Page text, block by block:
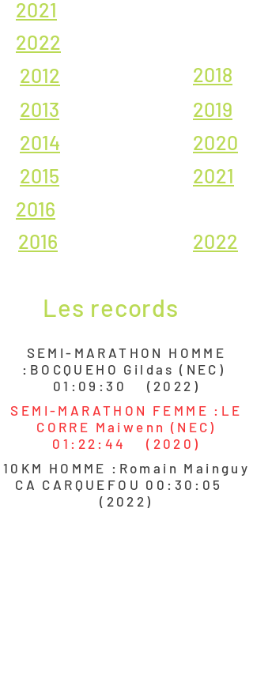
2021
2022
2012
2013
2014
2015
2018
2019
2020
2021
2016
2016
2022
Les records
SEMI-MARATHON HOMME
:BOCQUEHO Gildas (NEC)
01:09:30 (2022)
SEMI-MARATHON FEMME :LE
CORRE Maiwenn (NEC)
01:22:44 (2020)
10KM HOMME :Romain Mainguy
CA CARQUEFOU 00:30:05
(2022)